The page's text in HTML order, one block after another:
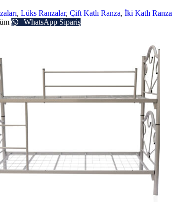
, Lüks Ranzalar, Çift Katlı Ranza, İki Katlı Ranza
WhatsApp Sipariş